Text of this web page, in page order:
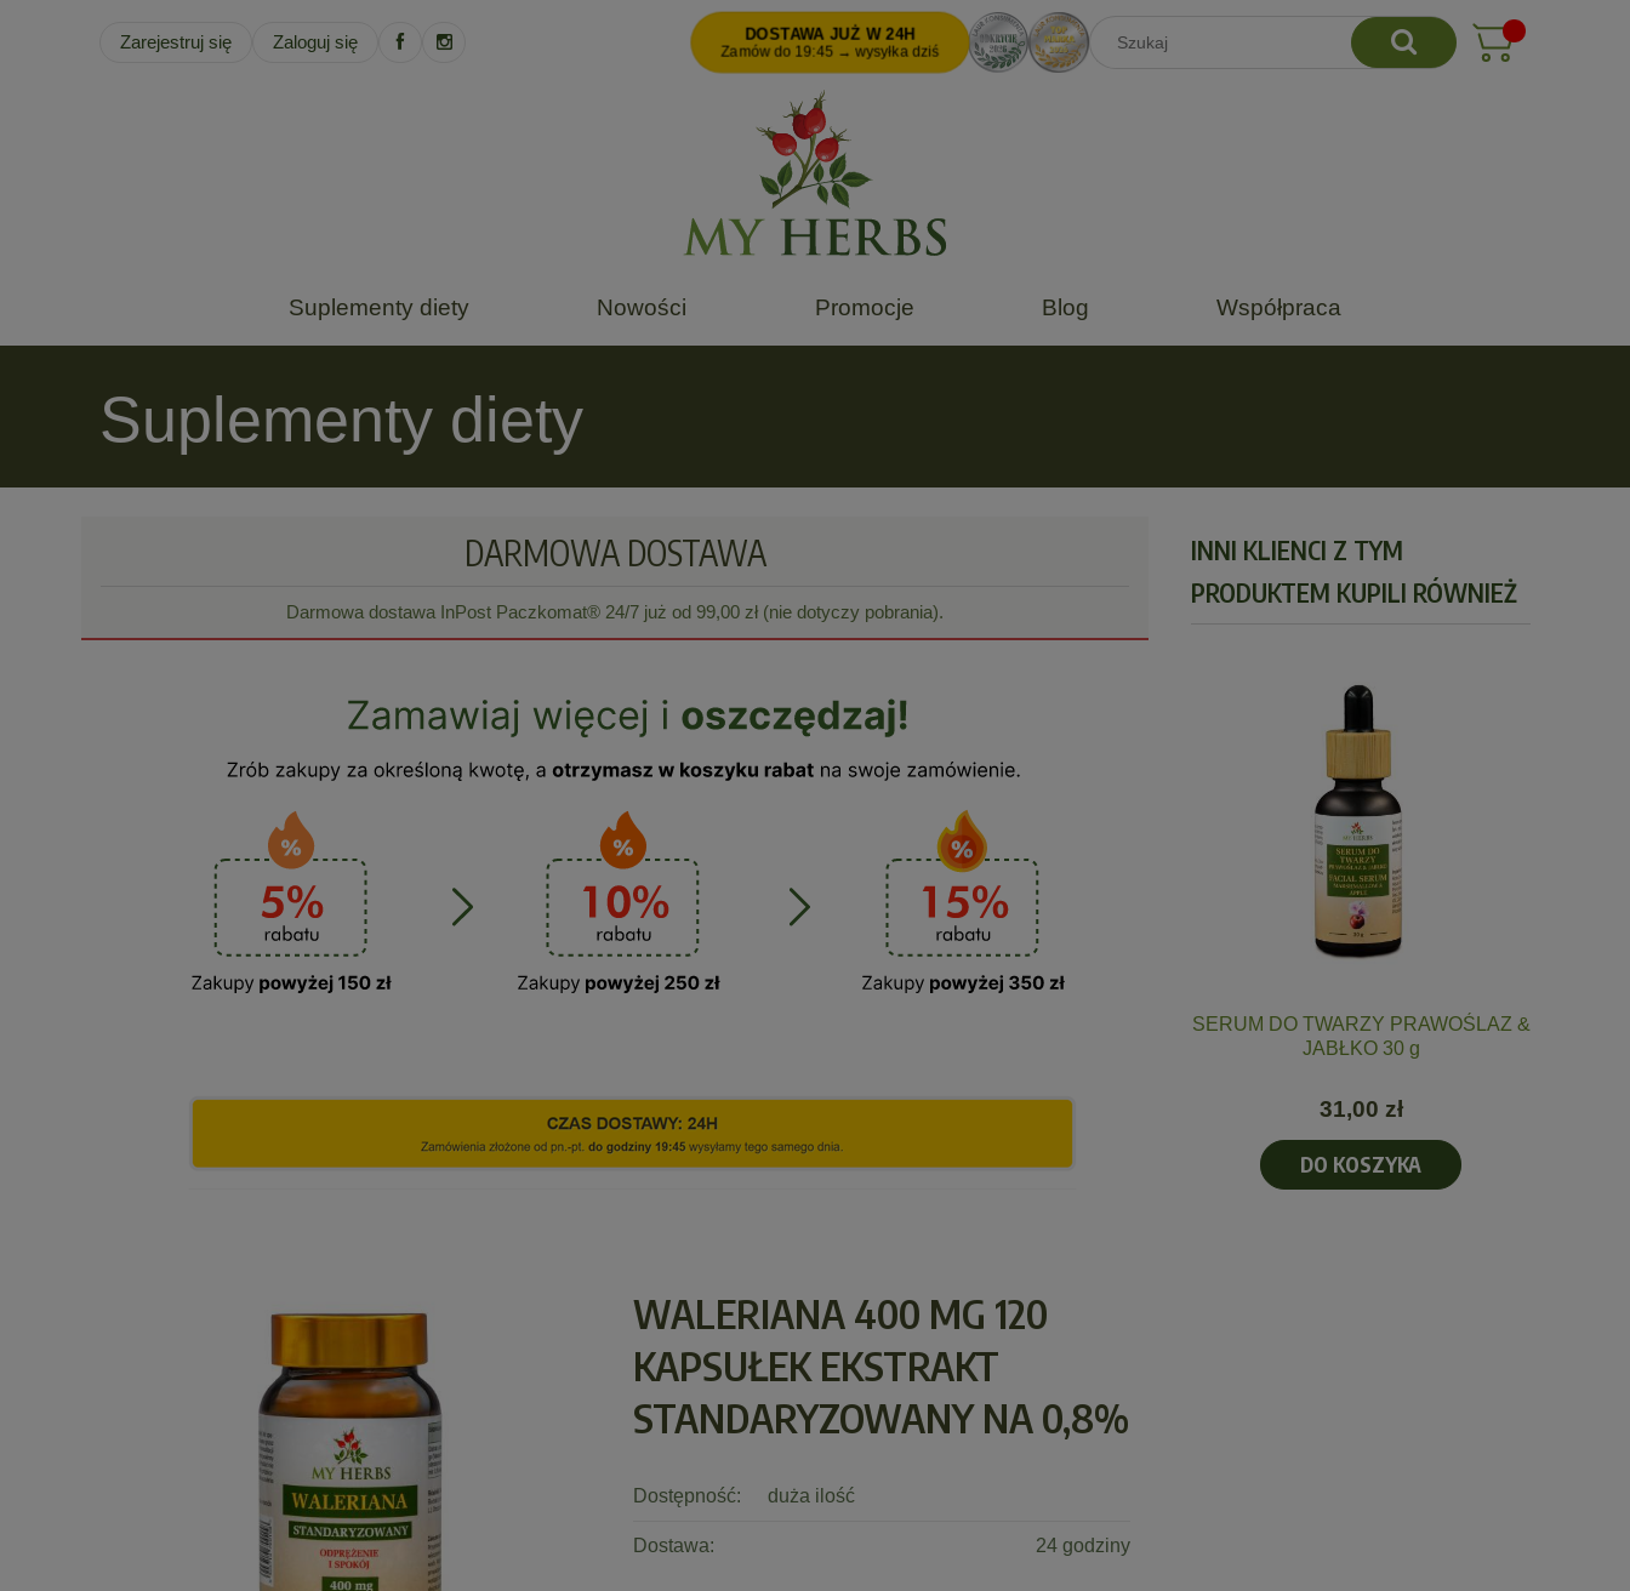
Zarejestruj się Zaloguj się DOSTAWA JUŻ W 24H
Zamów do 19:45 → wysyłka dziś
Suplementy diety Nowości Promocje Blog Współpraca
Suplementy diety
DARMOWA DOSTAWA
Darmowa dostawa InPost Paczkomat® 24/7 już od 99,00 zł (nie dotyczy pobrania).
WALERIANA 400 MG 120
KAPSUŁEK EKSTRAKT
STANDARYZOWANY NA 0,8%
Dostępność: duża ilość
Dostawa: 24 godziny
INNI KLIENCI Z TYM
PRODUKTEM KUPILI RÓWNIEŻ
SERUM DO TWARZY PRAWOŚLAZ &
JABŁKO 30 g
31,00 zł
DO KOSZYKA